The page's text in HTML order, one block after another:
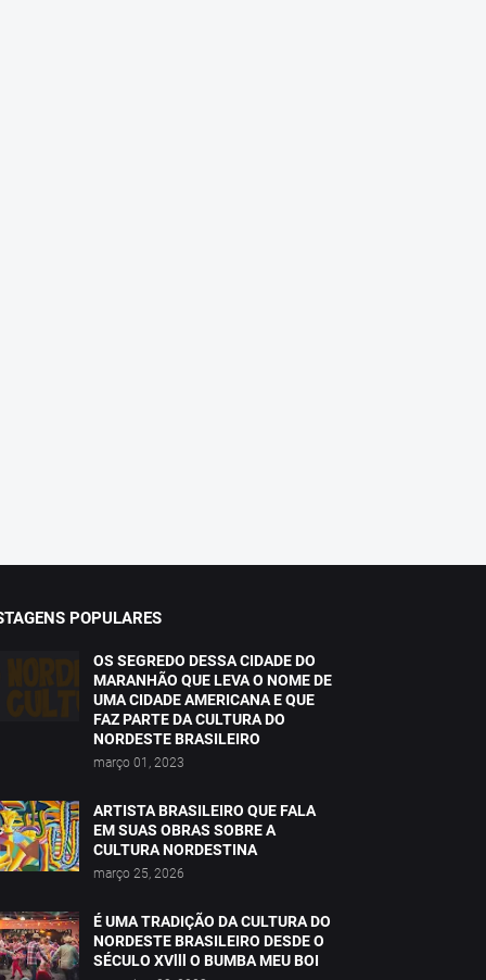
POPULARES
OS SEGREDO DESSA CIDADE DO
MARANHÃO QUE LEVA O NOME DE
UMA CIDADE AMERICANA E QUE
FAZ PARTE DA CULTURA DO
NORDESTE BRASILEIRO
março 01, 2023
ARTISTA BRASILEIRO QUE FALA
EM SUAS OBRAS SOBRE A
CULTURA NORDESTINA
março 25, 2026
É UMA TRADIÇÃO DA CULTURA DO
NORDESTE BRASILEIRO DESDE O
SÉCULO XVlll O BUMBA MEU BOI